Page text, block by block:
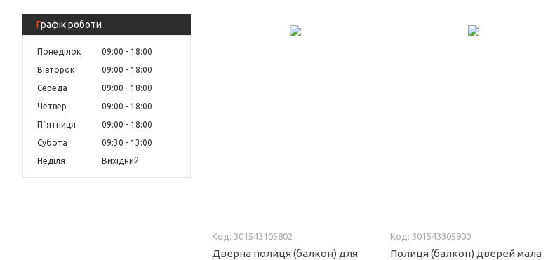
Графік роботи
Понеділок 09:00
18:00
Вівторок
09:00
18:00
Середа
09:00
18:00
Четвер
09:00
18:00
Пʼятниця
09:00
18:00
Субота
09:30
13:00
Неділя
Вихідний
301543105802
Дверна полиця (балкон) для
301543305900
Полиця (балкон) дверей мала